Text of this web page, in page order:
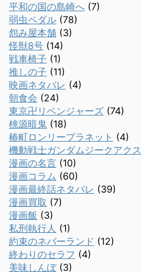
平和の国の島崎へ (7)
弱虫ペダル (78)
怨み屋本舗 (3)
怪獣8号 (14)
戦車椅子 (1)
推しの子 (11)
映画ネタバレ (4)
朝食会 (24)
東京卍リベンジャーズ (74)
桃源暗鬼 (18)
椿町ロンリープラネット (4)
機動戦士ガンダムジークアクス
漫画の名言 (10)
漫画コラム (60)
漫画最終話ネタバレ (39)
漫画買取 (7)
漫画飯 (3)
私刑執行人 (1)
約束のネバーランド (12)
終わりのセラフ (4)
美味しんぼ(3)